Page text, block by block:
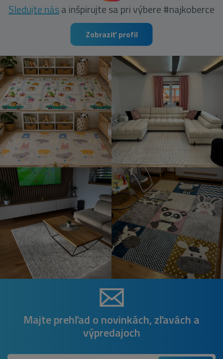
Sledujte nása inšpirujte sa pri výbere #najkoberce
Zobraziť profil
Majte prehľad o novinkách, zľavách a
výpredajoch